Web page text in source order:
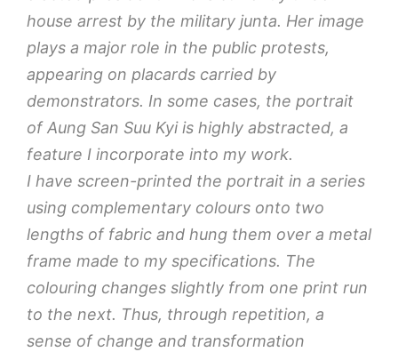
house arrest by the military junta. Her image
plays a major role in the public protests,
appearing on placards carried by
demonstrators. In some cases, the portrait
of Aung San Suu Kyi is highly abstracted, a
feature I incorporate into my work.
I have screen-printed the portrait in a series
using complementary colours onto two
lengths of fabric and hung them over a metal
frame made to my specifications. The
colouring changes slightly from one print run
to the next. Thus, through repetition, a
sense of change and transformation